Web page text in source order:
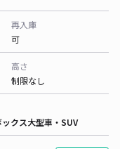
再入庫
可
高さ
制限なし
クス大型車・SUV